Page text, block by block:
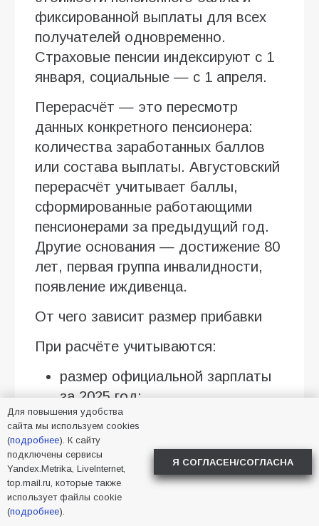
фиксированной выплаты для всех
получателей одновременно.
Страховые пенсии индексируют с 1
января, социальные — с 1 апреля.
Перерасчёт — это пересмотр
данных конкретного пенсионера:
количества заработанных баллов
или состава выплаты. Августовский
перерасчёт учитывает баллы,
сформированные работающими
пенсионерами за предыдущий год.
Другие основания — достижение 80
лет, первая группа инвалидности,
появление иждивенца.
От чего зависит размер прибавки
При расчёте учитываются:
размер официальной зарплаты
за 2025 год;
сумма перечисленных страховых
взносов;
количество сформированных
пенсионных коэффициентов;
стоимость одного балла в 2026
Для повышения удобства
сайта мы используем cookies
(подробнее). К сайту
подключены сервисы
Yandex.Metrika, LiveInternet,
top.mail.ru, которые также
использует файлы cookie
(подробнее).
Я СОГЛАСЕН/СОГЛАСНА